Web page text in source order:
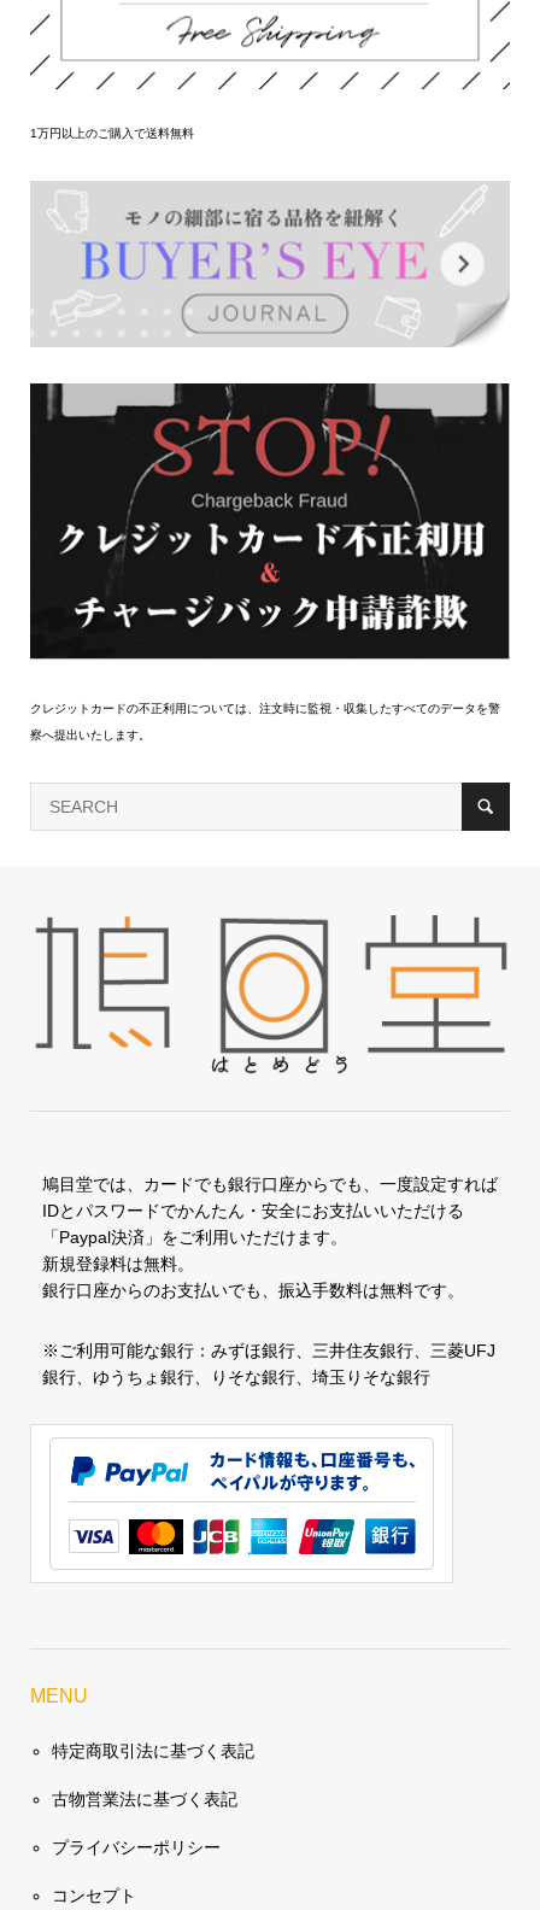
1万円以上のご購入で送料無料
クレジットカードの不正利用については、注文時に監視・収集したすべてのデータを警
察へ提出いたします。
鳩目堂では、カードでも銀行口座からでも、一度設定すれば
IDとパスワードでかんたん・安全にお支払いいただける
「Paypal決済」をご利用いただけます。
新規登録料は無料。
銀行口座からのお支払いでも、振込手数料は無料です。
※ご利用可能な銀行：みずほ銀行、三井住友銀行、三菱UFJ
銀行、ゆうちょ銀行、りそな銀行、埼玉りそな銀行
MENU
特定商取引法に基づく表記
古物営業法に基づく表記
プライバシーポリシー
コンセプト